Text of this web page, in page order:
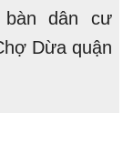
dân cư
Dừa quận